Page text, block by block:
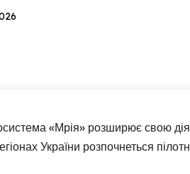
«Мрія» розширює свою
України розпочнеться